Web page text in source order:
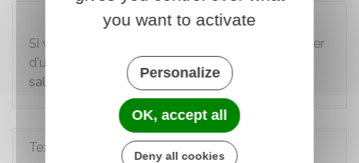
Attention
Si vous êtes
, vous pouvez bénéficier
d'une surcote dans les mêmes conditions qu'un
salarié du secteur privé.
Textes de référence
you want to activate
Personalize
OK, accept all
Deny all cookies